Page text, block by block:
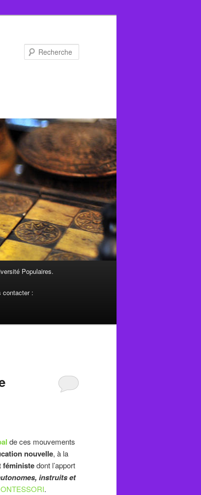
Populaires.
contacter :
de ces mouvements
nouvelle, à la
féministedont l’apport
instruits et
.